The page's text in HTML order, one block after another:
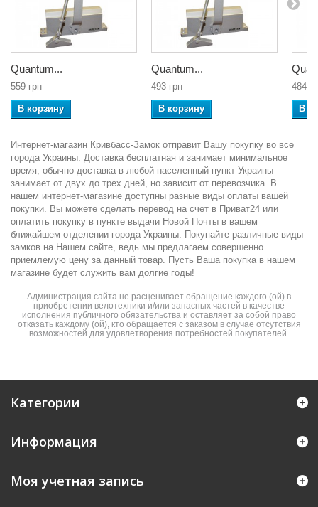
Quantum...
559 грн
В корзину
Quantum...
493 грн
В корзину
484
В
Интернет-магазин Кривбасс-Замок отправит Вашу покупку во все
города Украины. Доставка бесплатная и занимает минимальное
время, обычно доставка в любой населенный пункт Украины
занимает от двух до трех дней, но зависит от перевозчика. В
нашем интернет-магазине доступны разные виды оплаты вашей
покупки. Вы можете сделать перевод на счет в Приват24 или
оплатить покупку в пункте выдачи Новой Почты в вашем
ближайшем отделении города Украины. Покупайте различные виды
замков на Нашем сайте, ведь мы предлагаем совершенно
приемлемую цену за данный товар. Пусть Ваша покупка в нашем
магазине будет служить вам долгие годы!
Администрация сайта не расценивает обращение каждого (ой) в
приобретении велотехники и/или запасных частей в качестве
исполнения публичного обязательства и оставляет за собой право
отказать каждому (ой), кто обращается с заказом в случае отсутствия
возможностей для удовлетворения потребностей покупателей.
Категории
Информация
Моя учетная запись